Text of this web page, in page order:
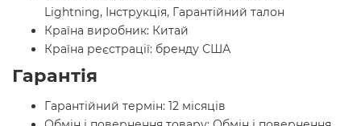
Lightning, Інструкція, Гарантійний талон
Країна виробник: Китай
Країна реєстрації: бренду США
Гарантія
Гарантійний термін: 12 місяців